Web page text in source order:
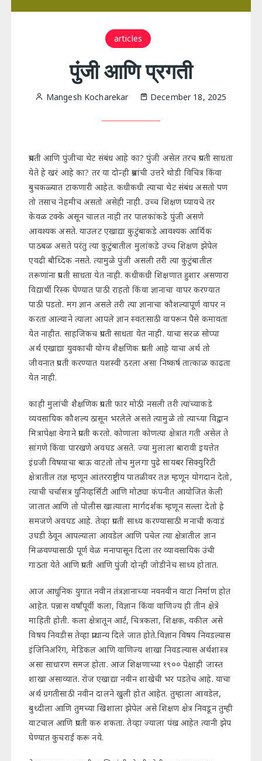
articles
पुंजी आणि प्रगती
Mangesh Kocharekar December 18, 2025
प्रगती आणि पुंजीचा थेट संबंध आहे का? पुंजी असेल तरच प्रगती साधता
येते हे खरं आहे का? तर या दोन्ही प्रश्नांची उत्तरे थोडी विचित्र किंवा
बुचकळ्यात टाकणारी आहेत. कधीकधी त्याचा थेट संबंध असतो पण
तो तसाच नेहमीच असतो असेही नाही. उच्च शिक्षण घ्यायचे तर
केवळ टक्के असून चालत नाही तर पालकांकडे पुंजी असणे
आवश्यक असते. याउलट एखाद्या कुटुंबाकडे आवश्यक आर्थिक
पाठबळ असते परंतु त्या कुटुंबातील मुलांकडे उच्च शिक्षण झेपेल
एवढी बौध्दिक नसते. त्यामुळे पुंजी असली तरी त्या कुटुंबातील
तरूणांना प्रगती साधता येत नाही. कधीकधी शिक्षणात हुशार असणारा
विद्यार्थी रिस्क घेण्यात पाठी राहतो किंवा ज्ञानाचा वापर करण्यात
पाठी पडतो. मग ज्ञान असले तरी त्या ज्ञानाचा कौशल्यापूर्ण वापर न
करता आल्याने त्याला आपले ज्ञान स्वतःसाठी वापरून पैसे कमावता
येत नाहीत. साहजिकच प्रगती साधता येत नाही. याचा सरळ सोप्पा
अर्थ एखाद्या युवकाची योग्य शैक्षणिक प्रगती आहे याचा अर्थ तो
जीवनात प्रगती करण्यात यशस्वी ठरला असा निष्कर्ष तात्काळ काढता
येत नाही.
काही मुलांची शैक्षणिक प्रगती फार मोठी नसली तरी त्यांच्याकडे
व्यवसायिक कौशल्य ठासून भरलेले असते त्यामुळे तो त्याच्या विद्वान
मित्रापेक्षा वेगाने प्रगती करतो. कोणाला कोणत्या क्षेत्रात गती असेल ते
सांगणे किंवा पारखणे अवघड असते. ज्या मुलाला बारावी इयत्तेत
इंग्रजी विषयाचा बाऊ वाटतो तोच मुलगा पुढे सायबर सिक्युरिटी
क्षेत्रातील तज्ञ म्हणून आंतरराष्ट्रीय पातळीवर तज्ञ म्हणून योगदान देतो,
त्याची चर्चासत्र युनिव्हर्सिटी आणि मोठ्या कंपनीत आयोजित केली
जातात आणि तो पोलीस खात्याला मार्गदर्शक म्हणून सल्ला देतो हे
समजणे अवघड आहे. तेव्हा प्रगती साध्य करण्यासाठी मनाची कवाडं
उघडी ठेवून आपल्याला आवडेल आणि पचेल त्या क्षेत्रातील ज्ञान
मिळवण्यासाठी पूर्ण वेळ मनापासून दिला तर व्यावसायिक उंची
गाठता येते आणि प्रगती आणि पुंजी दोन्ही जोडीनेच साध्य होतात.
आज आधुनिक युगात नवीन तंत्रज्ञानाच्या नवनवीन वाटा निर्माण होत
आहेत. पन्नास वर्षांपूर्वी कला, विज्ञान किंवा वाणिज्य ही तीन क्षेत्रे
माहिती होती. कला क्षेत्रातून आर्ट, चित्रकला, शिक्षक, वकील असे
विषय निवडीस तेव्हा प्राधान्य दिले जात होते.विज्ञान विषय निवडल्यास
इंजिनिअरिंग, मेडिकल आणि वाणिज्य शाखा निवडल्यास अर्थशास्त्र
असा साधारण समज होता. आज शिक्षणाच्या १९०० पेक्षाही जास्त
शाखा असाव्यात. रोज एखाद्या नवीन शाखेची भर पडतेच आहे. याचा
अर्थ ग्रगतीसाठी नवीन दालने खुली होत आहेत. तुम्हाला आवडेल,
बुध्दीला आणि तुमच्या खिशाला झेपेल असे शिक्षण क्षेत्र निवडून तुम्ही
वाटचाल आणि प्रगती करु शकता. तेव्हा ज्याला पंख आहेत त्यानी झेप
घेण्यात कुचराई करू नये.